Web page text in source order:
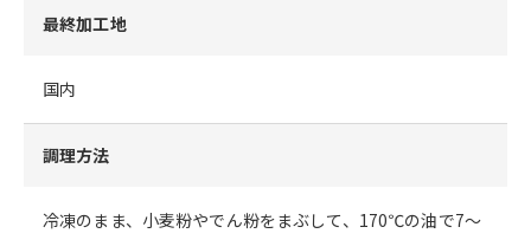
最終加工地
国内
調理方法
冷凍のまま、小麦粉やでん粉をまぶして、170℃の油で7～